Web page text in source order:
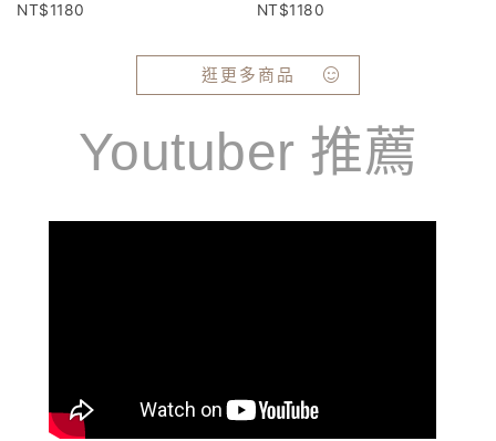
1180
1180
逛更多商品
Youtuber 推薦